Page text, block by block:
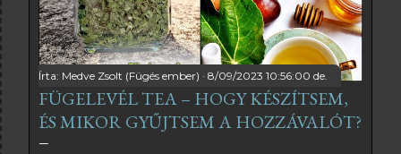
kimondottan különleges íze van, ami vagy ízleni fog,
vagy nem. Nekem nagyon ízlik, kimondottan frissítő
hideg szódával, szó...
Írta: Medve Zsolt (Fügés ember) 8/09/2023 10:56:00 de.
FÜGELEVÉL TEA – HOGY KÉSZÍTSEM,
ÉS MIKOR GYŰJTSEM A HOZZÁVALÓT?